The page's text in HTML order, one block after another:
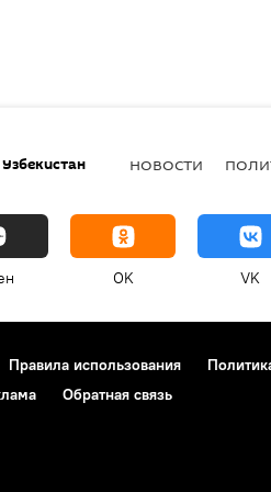
Узбекистан НОВОСТИ
OK VK
Правила использования
Обратная связь